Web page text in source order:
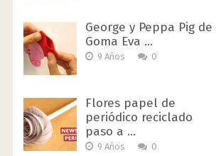
George y Peppa Pig de
Goma Eva …
9 Años 0
Flores papel de
periódico reciclado
paso a …
9 Años 0